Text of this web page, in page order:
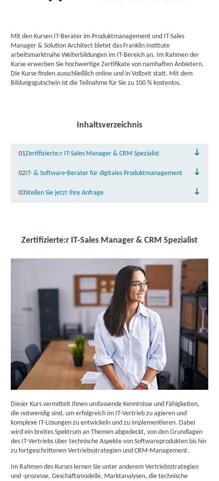
Mit den Kursen IT-Berater im Produktmanagement und IT-Sales
Manager & Solution Architect bietet das Franklin Institute
arbeitsmarktnahe Weiterbildungen im IT-Bereich an. Im Rahmen der
Kurse erwerben Sie hochwertige Zertifikate von namhaften Anbietern.
Die Kurse finden ausschließlich online und in Vollzeit statt. Mit dem
Bildungsgutschein ist die Teilnahme für Sie zu 100 % kostenlos.
Inhaltsverzeichnis
01Zertifizierte:r IT-Sales Manager & CRM Spezialist
02IT- & Software-Berater für digitales Produktmanagement
03Stellen Sie jetzt Ihre Anfrage
Zertifizierte:r IT-Sales Manager & CRM Spezialist
Dieser Kurs vermittelt Ihnen umfassende Kenntnisse und Fähigkeiten,
die notwendig sind, um erfolgreich im IT-Vertrieb zu agieren und
komplexe IT-Lösungen zu entwickeln und zu implementieren. Dabei
wird ein breites Spektrum an Themen abgedeckt, von den Grundlagen
des IT-Vertriebs über technische Aspekte von Softwareprodukten bis hin
zu fortgeschrittenen Vertriebsstrategien und CRM-Management.
Im Rahmen des Kurses lernen Sie unter anderem Vertriebsstrategien
und -prozesse, Geschäftsmodelle, Marktanalysen, die technische